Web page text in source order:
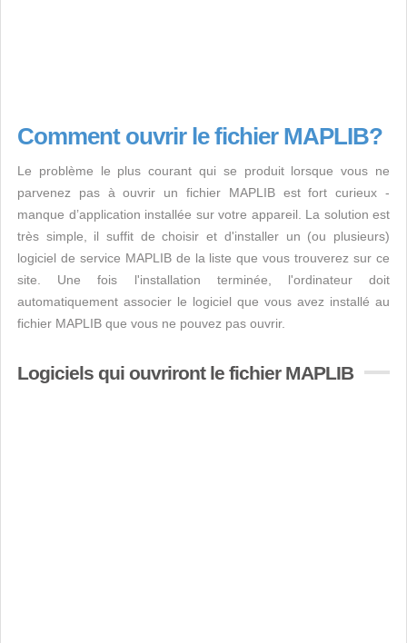
Comment ouvrir le fichier MAPLIB?
Le problème le plus courant qui se produit lorsque vous ne
parvenez pas à ouvrir un fichier MAPLIB est fort curieux -
manque d’application installée sur votre appareil. La solution est
très simple, il suffit de choisir et d'installer un (ou plusieurs)
logiciel de service MAPLIB de la liste que vous trouverez sur ce
site. Une fois l'installation terminée, l'ordinateur doit
automatiquement associer le logiciel que vous avez installé au
fichier MAPLIB que vous ne pouvez pas ouvrir.
Logiciels qui ouvriront le fichier MAPLIB